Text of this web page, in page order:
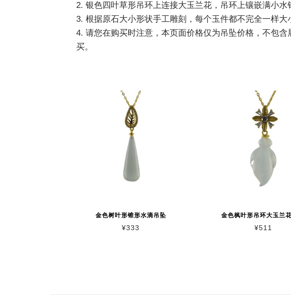
2. 银色四叶草形吊环上连接大玉兰花，吊环上镶嵌满小水
3. 根据原石大小形状手工雕刻，每个玉件都不完全一样大
4. 请您在购买时注意，本页面价格仅为吊坠价格，不包
买。
金色树叶形锥形水滴吊坠
¥333
金色枫叶形吊环大玉兰
¥511